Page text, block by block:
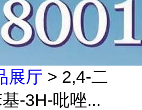
展厅 > 2,4-二
-3H-吡唑...